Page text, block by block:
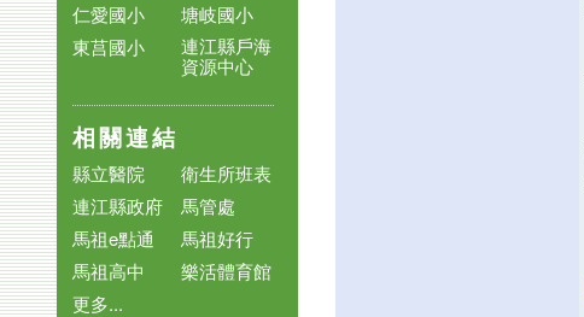
仁愛國小
塘岐國小
東莒國小
連江縣戶海
資源中心
相關連結
縣立醫院
衛生所班表
連江縣政府
馬管處
馬祖e點通
馬祖好行
馬祖高中
樂活體育館
更多...